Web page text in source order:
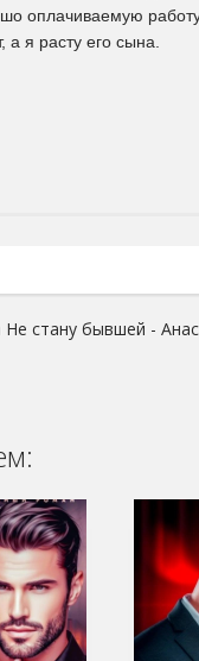
оплачиваемую
я расту его сына.
Не стану бывшей -